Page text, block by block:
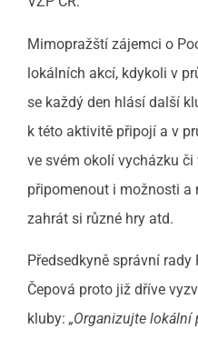
Mimopražští zájemci o
lokálních akcí, kdykoli v
se každý den hlásí další
k této aktivitě připojí a v
ve svém okolí vycházku
připomenout i možnosti a
zahrát si různé hry atd.
Předsedkyně správní
Čepová proto již dříve
kluby: „Organizujte lokální